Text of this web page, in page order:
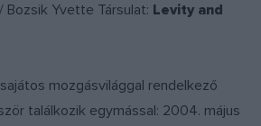
Bozsik Yvette Társulat: Levity and
mozgásvilággal rendelkező
találkozik egymással: 2004. május